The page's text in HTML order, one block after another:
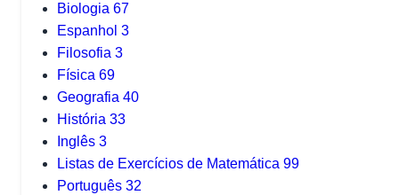
Biologia 67
Espanhol 3
Filosofia 3
Física 69
Geografia 40
História 33
Inglês 3
Listas de Exercícios de Matemática 99
Português 32